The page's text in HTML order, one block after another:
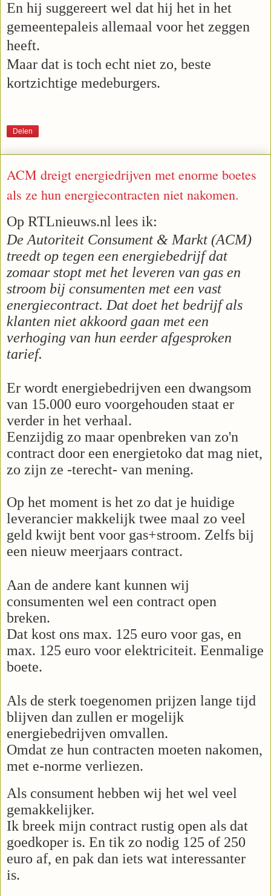
En hij suggereert wel dat hij het in het
gemeentepaleis allemaal voor het zeggen
heeft.
Maar dat is toch echt niet zo, beste
kortzichtige medeburgers.
Delen
ACM dreigt energiedrijven met enorme boetes
als ze hun energiecontracten niet nakomen.
Op RTLnieuws.nl lees ik:
De Autoriteit Consument & Markt (ACM)
treedt op tegen een energiebedrijf dat
zomaar stopt met het leveren van gas en
stroom bij consumenten met een vast
energiecontract. Dat doet het bedrijf als
klanten niet akkoord gaan met een
verhoging van hun eerder afgesproken
tarief.
Er wordt energiebedrijven een dwangsom
van 15.000 euro voorgehouden staat er
verder in het verhaal.
Eenzijdig zo maar openbreken van zo'n
contract door een energietoko dat mag niet,
zo zijn ze -terecht- van mening.
Op het moment is het zo dat je huidige
leverancier makkelijk twee maal zo veel
geld kwijt bent voor gas+stroom. Zelfs bij
een nieuw meerjaars contract.
Aan de andere kant kunnen wij
consumenten wel een contract open
breken.
Dat kost ons max. 125 euro voor gas, en
max. 125 euro voor elektriciteit. Eenmalige
boete.
Als de sterk toegenomen prijzen lange tijd
blijven dan zullen er mogelijk
energiebedrijven omvallen.
Omdat ze hun contracten moeten nakomen,
met e-norme verliezen.
Als consument hebben wij het wel veel
gemakkelijker.
Ik breek mijn contract rustig open als dat
goedkoper is. En tik zo nodig 125 of 250
euro af, en pak dan iets wat interessanter
is.